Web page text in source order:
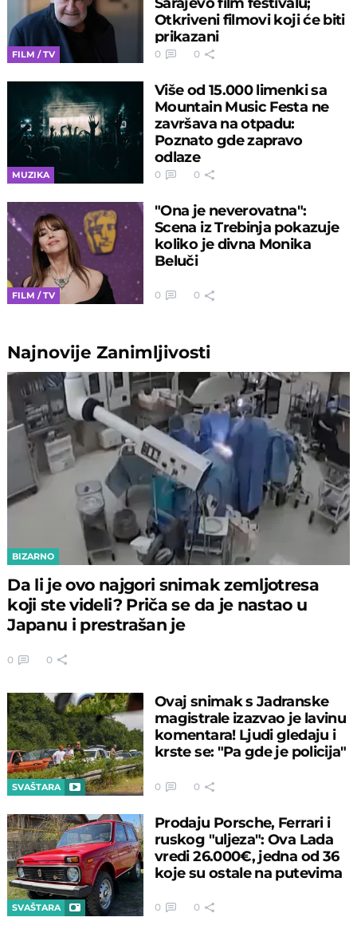
FILM / TV
Otkriveni filmovi koji će biti
prikazani
0 0
MUZIKA
Više od 15.000 limenki sa
Mountain Music Festa ne
završava na otpadu:
Poznato gde zapravo
odlaze
0 0
FILM / TV
"Ona je neverovatna":
Scena iz Trebinja pokazuje
koliko je divna Monika
Beluči
0 0
NajnovijeZanimljivosti
BIZARNO
Da li je ovo najgori snimak zemljotresa
koji ste videli? Priča se da je nastao u
Japanu i prestrašan je
0 0
SVAŠTARA
Ovaj snimak s Jadranske
magistrale izazvao je lavinu
komentara! Ljudi gledaju i
krste se: "Pa gde je policija"
0 0
SVAŠTARA
Prodaju Porsche, Ferrari i
ruskog "uljeza": Ova Lada
vredi 26.000€, jedna od 36
koje su ostale na putevima
0 0